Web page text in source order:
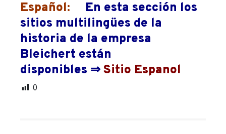
Español:
En esta sección los
sitios multilingües de la
historia de la empresa
Bleichert están
disponibles ⇒ Sitio Espanol
0